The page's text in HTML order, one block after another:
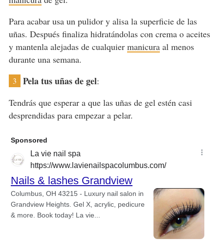
Para acabar usa un pulidor y alisa la superficie de las
uñas. Después finaliza hidratándolas con crema o aceites
y mantenla alejadas de cualquier manicuraal menos
durante una semana.
3 Pela tus uñas de gel:
Tendrás que esperar a que las uñas de gel estén casi
desprendidas para empezar a pelar.